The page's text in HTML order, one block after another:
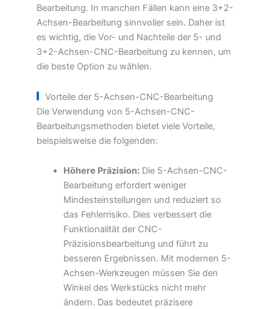
Bearbeitung. In manchen Fällen kann eine 3+2-
Achsen-Bearbeitung sinnvoller sein. Daher ist
es wichtig, die Vor- und Nachteile der 5- und
3+2-Achsen-CNC-Bearbeitung zu kennen, um
die beste Option zu wählen.
Vorteile der 5-Achsen-CNC-Bearbeitung
Die Verwendung von 5-Achsen-CNC-
Bearbeitungsmethoden bietet viele Vorteile,
beispielsweise die folgenden:
Höhere Präzision:Die 5-Achsen-CNC-
Bearbeitung erfordert weniger
Mindesteinstellungen und reduziert so
das Fehlerrisiko. Dies verbessert die
Funktionalität der CNC-
Präzisionsbearbeitung und führt zu
besseren Ergebnissen. Mit modernen 5-
Achsen-Werkzeugen müssen Sie den
Winkel des Werkstücks nicht mehr
ändern. Das bedeutet präzisere